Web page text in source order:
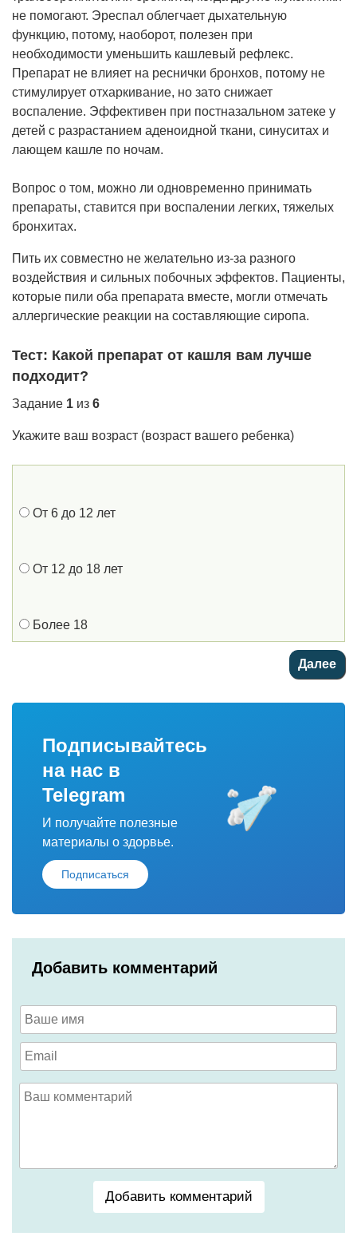
не помогают. Эреспал облегчает дыхательную
функцию, потому, наоборот, полезен при
необходимости уменьшить кашлевый рефлекс.
Препарат не влияет на реснички бронхов, потому не
стимулирует отхаркивание, но зато снижает
воспаление. Эффективен при постназальном затеке у
детей с разрастанием аденоидной ткани, синуситах и
лающем кашле по ночам.
Вопрос о том, можно ли одновременно принимать
препараты, ставится при воспалении легких, тяжелых
бронхитах.
Пить их совместно не желательно из-за разного
воздействия и сильных побочных эффектов. Пациенты,
которые пили оба препарата вместе, могли отмечать
аллергические реакции на составляющие сиропа.
Тест: Какой препарат от кашля вам лучше
подходит?
Задание 1 из 6
Укажите ваш возраст (возраст вашего ребенка)
От 6 до 12 лет
От 12 до 18 лет
Более 18
Подписывайтесь
на нас в
Telegram
И получайте полезные
материалы о здорвье.
Подписаться
Добавить комментарий
Добавить комментарий